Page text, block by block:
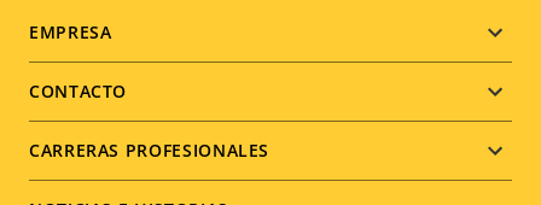
Footer
menu
EMPRESA
CONTACTO
CARRERAS PROFESIONALES